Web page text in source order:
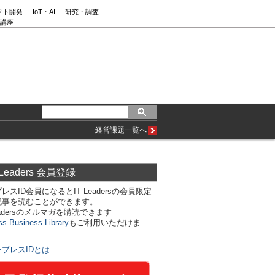
ト開発 IoT・AI
研究・調査
座
経営課題一覧へ
会員登録
スID会員になるとIT Leadersの会員限定
を読むことができます。
のメルマガを購読できます
Business Libraryもご利用いただけま
プレスIDとは